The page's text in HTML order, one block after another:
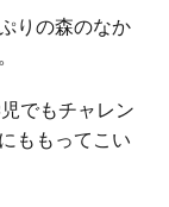
りの森のなか
でもチャレン
ももってこい